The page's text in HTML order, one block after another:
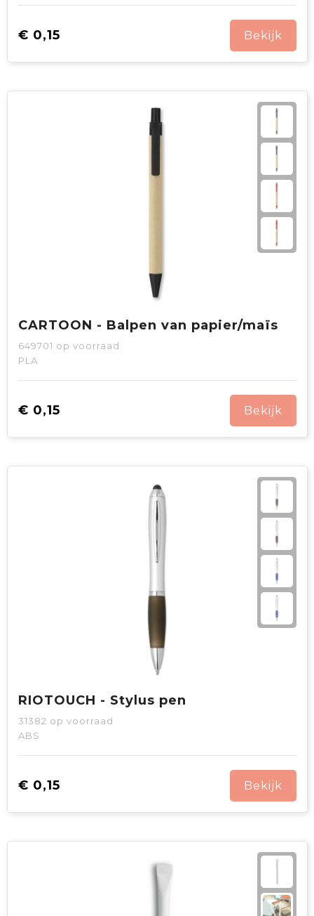
€ 0,15 Bekijk
CARTOON - Balpen van papier/maïs
649701 op voorraad
PLA
€ 0,15 Bekijk
RIOTOUCH - Stylus pen
31382 op voorraad
ABS
€ 0,15 Bekijk